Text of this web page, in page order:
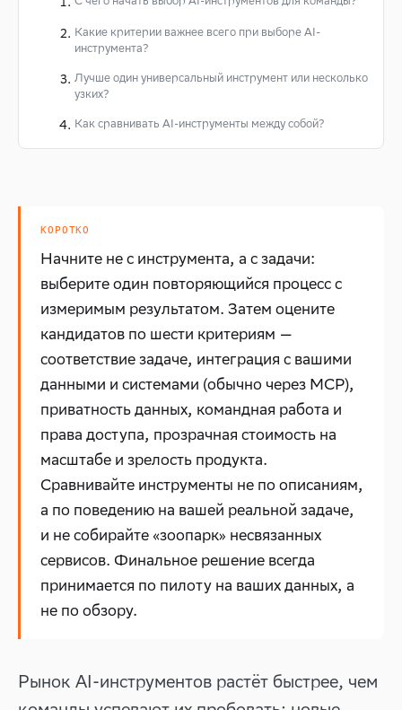
КОРОТКО
Начните не с инструмента, а с задачи:
выберите один повторяющийся процесс с
измеримым результатом. Затем оцените
кандидатов по шести критериям —
соответствие задаче, интеграция с вашими
данными и системами (обычно через MCP),
приватность данных, командная работа и
права доступа, прозрачная стоимость на
масштабе и зрелость продукта.
Сравнивайте инструменты не по описаниям,
а по поведению на вашей реальной задаче,
и не собирайте «зоопарк» несвязанных
сервисов. Финальное решение всегда
принимается по пилоту на ваших данных, а
не по обзору.
Рынок AI-инструментов растёт быстрее, чем
Какие критерии важнее всего при выборе AI-
инструмента?
Лучше один универсальный инструмент или несколько
узких?
Как сравнивать AI-инструменты между собой?